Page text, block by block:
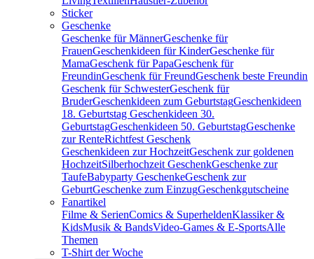
Sticker
Geschenke
Geschenke für MännerGeschenke für
FrauenGeschenkideen für KinderGeschenke für
MamaGeschenk für PapaGeschenk für
FreundinGeschenk für FreundGeschenk beste Freundin
Geschenk für SchwesterGeschenk für
BruderGeschenkideen zum GeburtstagGeschenkideen
18. Geburtstag Geschenkideen 30.
GeburtstagGeschenkideen 50. GeburtstagGeschenke
zur RenteRichtfest Geschenk
Geschenkideen zur HochzeitGeschenk zur goldenen
HochzeitSilberhochzeit GeschenkGeschenke zur
TaufeBabyparty GeschenkeGeschenk zur
GeburtGeschenke zum EinzugGeschenkgutscheine
Fanartikel
Filme & SerienComics & SuperheldenKlassiker &
KidsMusik & BandsVideo-Games & E-SportsAlle
Themen
T-Shirt der Woche